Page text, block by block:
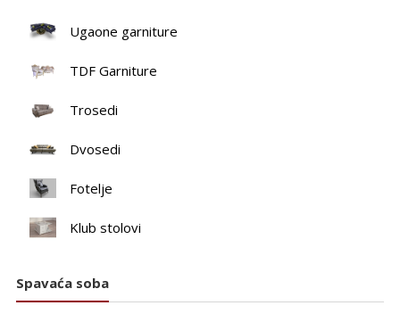
Ugaone garniture
TDF Garniture
Trosedi
Dvosedi
Fotelje
Klub stolovi
Spavaća soba